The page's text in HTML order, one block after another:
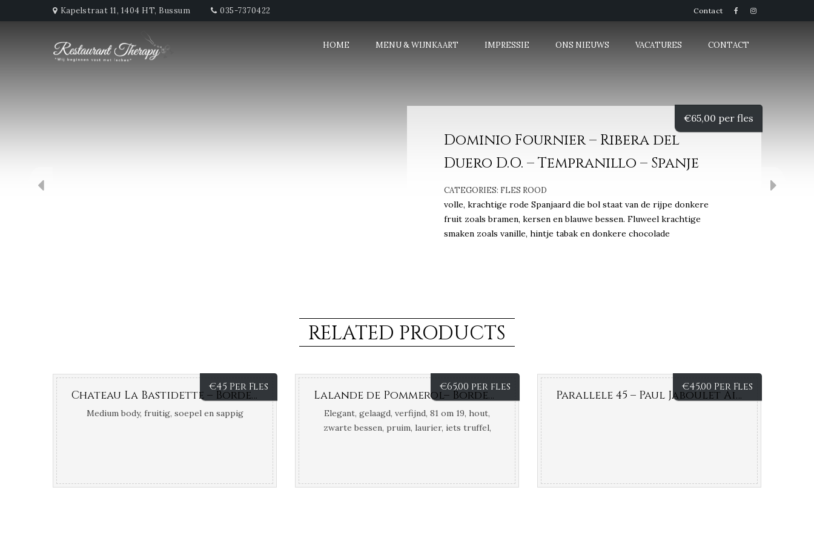
Contact
Kapelstraat 11, 1404 HT, Bussum 035-7370422
HOME MENU & WIJNKAART IMPRESSIE ONS NIEUWS VACATURES CONTACT
Dominio Fournier – Ribera del
Duero D.O. – Tempranillo – Spanje
CATEGORIES: FLES ROOD
volle, krachtige rode Spanjaard die bol staat van de rijpe donkere
fruit zoals bramen, kersen en blauwe bessen. Fluweel krachtige
smaken zoals vanille, hintje tabak en donkere chocolade
€65,00 per fles
RELATED PRODUCTS
€45 Per Fles
Chateau La Bastidette – Bordeaux – Saint Emilion – Frankrijk
Medium body, fruitig, soepel en sappig
€65,00 per fles
Lalande de Pommerol– Bordeaux – Frankrijk
Elegant, gelaagd, verfijnd, 81 om 19, hout,
zwarte bessen, pruim, laurier, iets truffel,
€45,00 Per Fles
Parallele 45 – Paul Jaboulet Aine – Frankrijk